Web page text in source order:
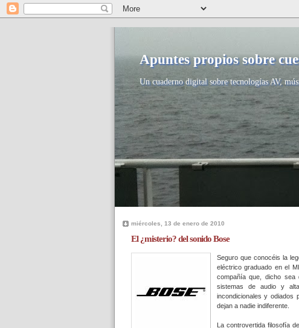
Apuntes propios sobre
Un cuaderno digital sobre tecnologías AV,
miércoles, 13 de enero de 2010
El ¿misterio? del sonido Bose
Seguro que conocéis la
eléctrico graduado en el
compañía que, dicho
sistemas de audio y
incondicionales y odiados
dejan a nadie indiferente.
La controvertida filosofía